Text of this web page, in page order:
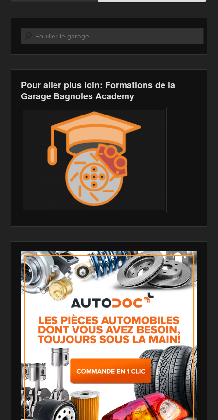
Recherche
Pour aller plus loin: Formations de la
Garage Bagnoles Academy